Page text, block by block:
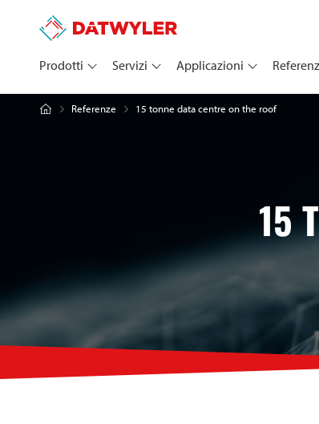
Prodotti Servizi Applicazioni
Referenze 15 tonne data centre on the roof
15